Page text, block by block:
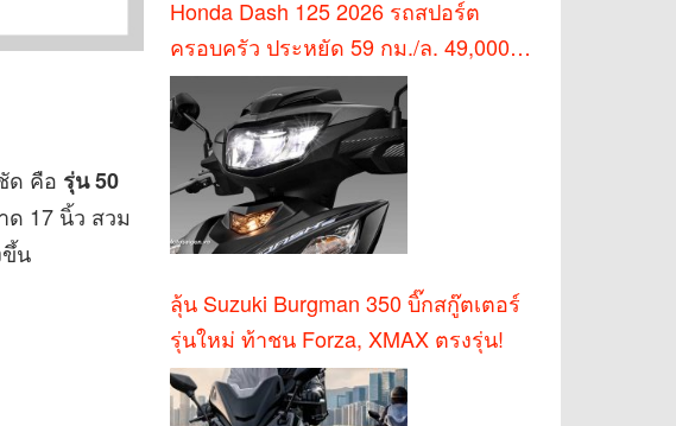
ด คือ รุ่น 50
17 นิ้ว สวม
ขึ้น
Honda Dash 125 2026 รถสปอร์ต
ครอบครัว ประหยัด 59 กม./ล. 49,000
บาท
ลุ้น Suzuki Burgman 350 บิ๊กสกู๊ตเตอร์
รุ่นใหม่ ท้าชน Forza, XMAX ตรงรุ่น!